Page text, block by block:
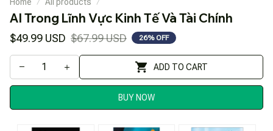
AI Trong Lĩnh Vực Kinh Tế Và Tài Chính
$49.99 USD $67.99 USD 26% OFF
ADD TO CART
BUY NOW